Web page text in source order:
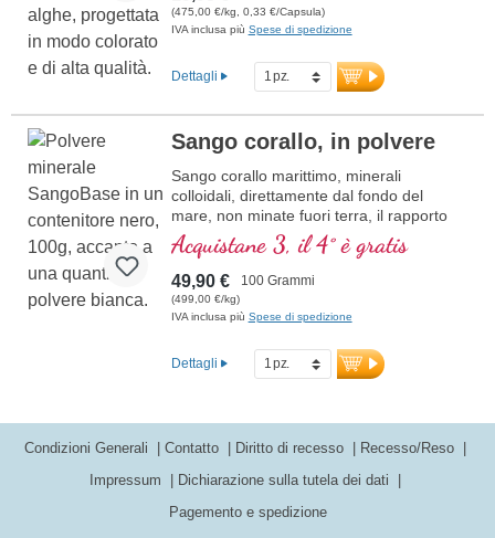
capsule) nel rapporto ottimale di 3:1.
Questo fornisce un totale di 1.448 mg di
DHA ed EPA sono acidi grassi essenziali
che il corpo non può produrre da solo.
Omega-3 da olio di alghe è privo di
contaminazioni da metalli pesanti, come
può accadere nell'olio di pesce. Le
microalghe sono coltivate in modo
sostenibile e catturano CO2. Il DHA
supporta il normale funzionamento del
cuore e del cervello e favorisce lo sviluppo
del cervello e degli occhi nei feti e nei
bambini allattati al seno.
Maggiori informazioni su Omega-3
(475,00 €/kg, 0,33 €/Capsula)
IVA inclusa più Spese di spedizione
Dettagli
Sango corallo, in polvere
Sango corallo marittimo, minerali
colloidali, direttamente dal fondo del
mare, non minate fuori terra, il rapporto
calcio magnesio di 2 : 1; in vetro viola
Acquistane 3, il 4° è gratis
49,90 € 100 Grammi
(499,00 €/kg)
IVA inclusa più Spese di spedizione
Dettagli
Condizioni Generali Contatto Diritto di recesso
Recesso/Reso
Impressum
Dichiarazione sulla tutela dei dati
Pagemento e spedizione